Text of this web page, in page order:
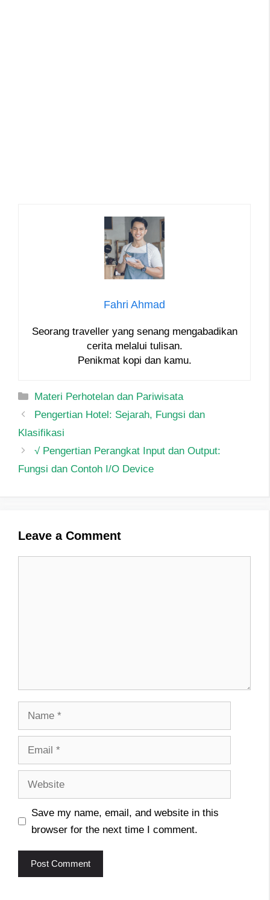
Fahri Ahmad
Seorang traveller yang senang mengabadikan
cerita melalui tulisan.
Penikmat kopi dan kamu.
Categories
Materi Perhotelan dan Pariwisata
Post
navigation
Pengertian Hotel: Sejarah, Fungsi dan
Klasifikasi
√ Pengertian Perangkat Input dan Output:
Fungsi dan Contoh I/O Device
Leave a Comment
Name
Email
Website
Save my name, email, and website in this
browser for the next time I comment.